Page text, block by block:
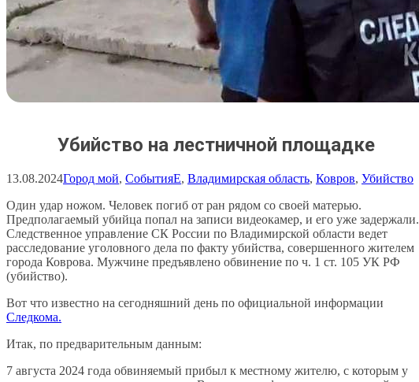
Убийство на лестничной площадке
13.08.2024Город мой, СобытияE, Владимирская область, Ковров, Убийство
Один удар ножом. Человек погиб от ран рядом со своей матерью.
Предполагаемый убийца попал на записи видеокамер, и его уже задержали.
Следственное управление СК России по Владимирской области ведет
расследование уголовного дела по факту убийства, совершенного жителем
города Коврова. Мужчине предъявлено обвинение по ч. 1 ст. 105 УК РФ
(убийство).
Вот что известно на сегодняшний день по официальной информации
Следкома.
Итак, по предварительным данным:
7 августа 2024 года обвиняемый прибыл к местному жителю, с которым у